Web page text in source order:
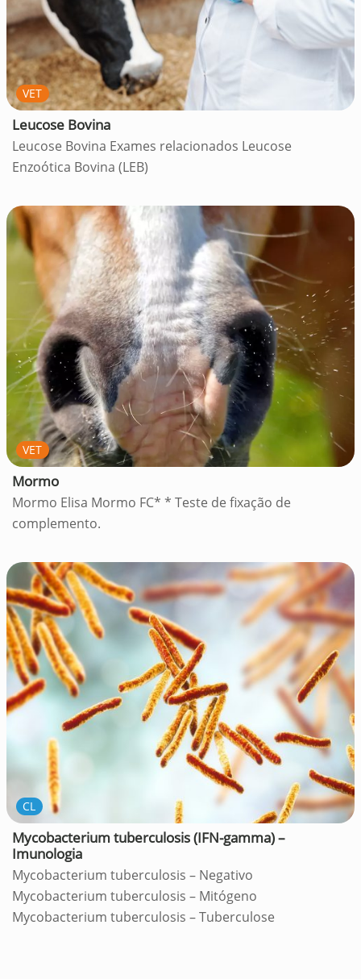
VET
Leucose Bovina
Leucose Bovina Exames relacionados Leucose
Enzoótica Bovina (LEB)
VET
Mormo
Mormo Elisa Mormo FC* * Teste de fixação de
complemento.
CL
Mycobacterium tuberculosis (IFN-gamma) –
Imunologia
Mycobacterium tuberculosis – Negativo
Mycobacterium tuberculosis – Mitógeno
Mycobacterium tuberculosis – Tuberculose